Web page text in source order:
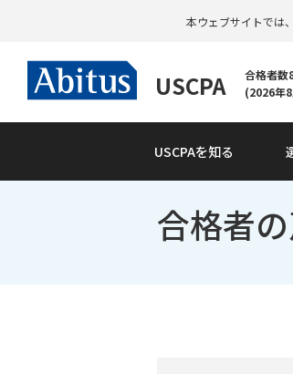
本ウェブサイトでは
USCPA
合格者数
(2026年
USCPAを知る
合格者